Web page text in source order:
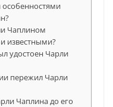
Чаплином
известными?
удостоен Чарли
пережил Чарли
Чаплина до его